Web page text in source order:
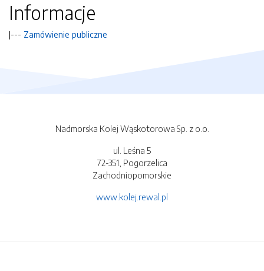
Informacje
|--- Zamówienie publiczne
Nadmorska Kolej Wąskotorowa Sp. z o.o.
ul. Leśna 5
72-351, Pogorzelica
Zachodniopomorskie
www.kolej.rewal.pl